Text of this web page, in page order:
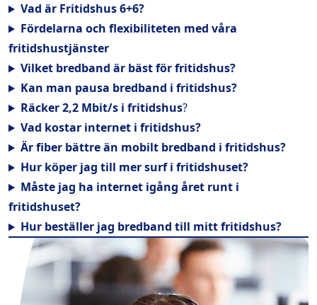
Vad är Fritidshus 6+6?
Fördelarna och flexibiliteten med våra
fritidshustjänster
Vilket bredband är bäst för fritidshus?
Kan man pausa bredband i fritidshus?
Räcker 2,2 Mbit/s i fritidshus?
Vad kostar internet i fritidshus?
Är fiber bättre än mobilt bredband i fritidshus?
Hur köper jag till mer surf i fritidshuset?
Måste jag ha internet igång året runt i
fritidshuset?
Hur beställer jag bredband till mitt fritidshus?